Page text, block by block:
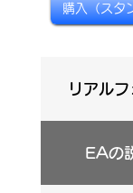
購入（スタ
リアル
EAの